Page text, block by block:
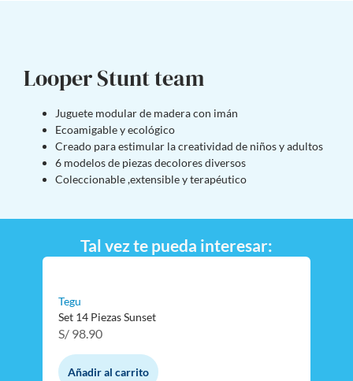
Looper Stunt team
Juguete modular de madera con imán
Ecoamigable y ecológico
Creado para estimular la creatividad de niños y adultos
6 modelos de piezas decolores diversos
Coleccionable ,extensible y terapéutico
Tal vez te pueda interesar:
Tegu
Set 14 Piezas Sunset
S/ 98.90
Añadir al carrito